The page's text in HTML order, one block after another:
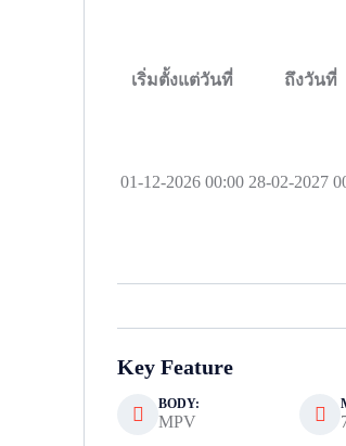
เริ่มตั้งแต่วันที่ ถึงวันที่
01-12-2026 00:00 28-02-2027
Key Feature
BODY:
MPV